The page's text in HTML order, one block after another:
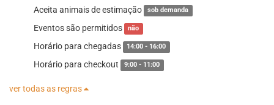
Aceita animais de estimação sob demanda
Eventos são permitidos não
Horário para chegadas 14:00 - 16:00
Horário para checkout 9:00 - 11:00
ver todas as regras